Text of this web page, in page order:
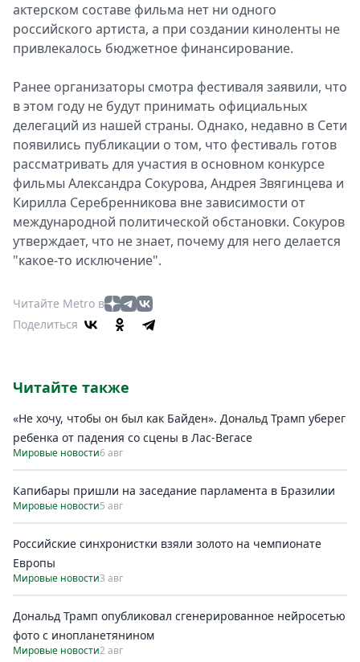
актерском составе фильма нет ни одного
российского артиста, а при создании киноленты не
привлекалось бюджетное финансирование.
Ранее организаторы смотра фестиваля заявили, что
в этом году не будут принимать официальных
делегаций из нашей страны. Однако, недавно в Сети
появились публикации о том, что фестиваль готов
рассматривать для участия в основном конкурсе
фильмы Александра Сокурова, Андрея Звягинцева и
Кирилла Серебренникова вне зависимости от
международной политической обстановки. Сокуров
утверждает, что не знает, почему для него делается
"какое-то исключение".
Читайте Metro в
Поделиться
Читайте также
«Не хочу, чтобы он был как Байден». Дональд Трамп уберег
ребенка от падения со сцены в Лас-Вегасе
Мировые новости6 авг
Капибары пришли на заседание парламента в Бразилии
Мировые новости5 авг
Российские синхронистки взяли золото на чемпионате
Европы
Мировые новости3 авг
Дональд Трамп опубликовал сгенерированное нейросетью
фото с инопланетянином
Мировые новости2 авг